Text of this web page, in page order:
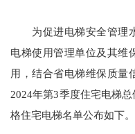
为促进电梯安全管理水
电梯使用管理单位及其维
用，结合省电梯维保质量
2024年第3季度住宅电梯
格住宅电梯名单公布如下。